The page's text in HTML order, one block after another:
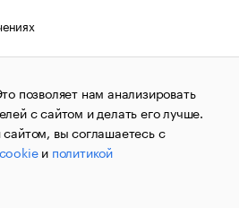
О соблюдении авторских прав
1995–2026.Сообщения
агентства «РБК»
службой по надзору в сфере
и массовых
09.12.2015 за номером ИА
пометкой «РБК». Отдельные
информацию,
позволяет нам анализировать
с сайтом и делать его лучше.
вы соглашаетесь с
и политикой